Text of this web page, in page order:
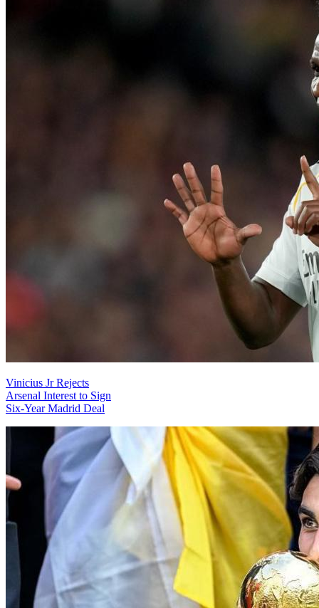
Vinicius Jr Rejects
Arsenal Interest to Sign
Six-Year Madrid Deal